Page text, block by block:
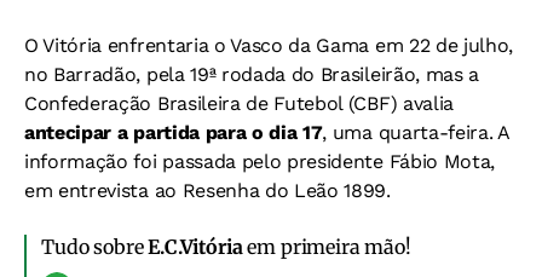
O Vitória enfrentaria o Vasco da Gama em 22 de julho,
no Barradão, pela 19ª rodada do Brasileirão, mas a
Confederação Brasileira de Futebol (CBF) avalia
antecipar a partida para o dia 17, uma quarta-feira. A
informação foi passada pelo presidente Fábio Mota,
em entrevista ao Resenha do Leão 1899.
Tudo sobreE.C.Vitóriaem primeira mão!